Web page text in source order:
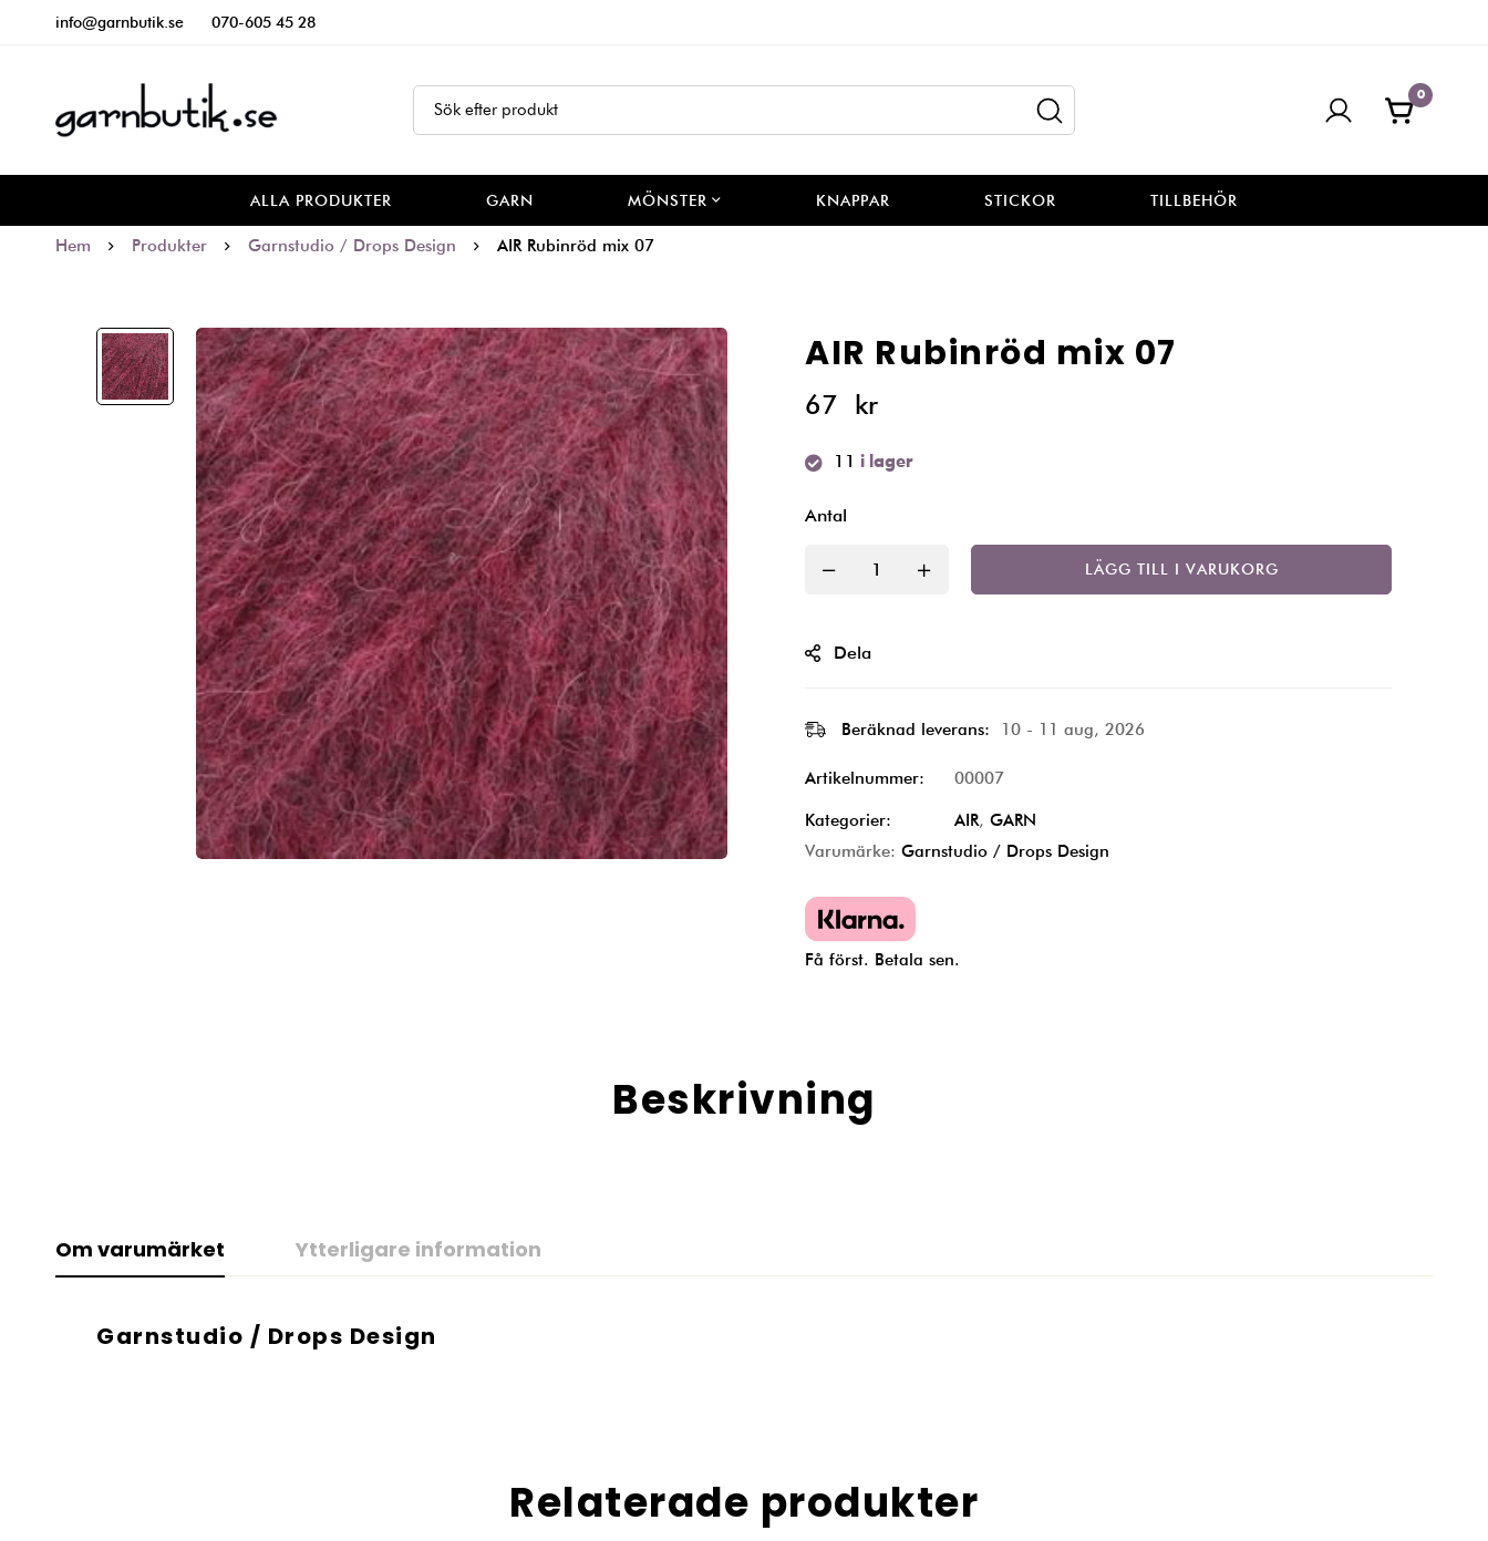
info@garnbutik.se 070-605 45 28
0
ALLA PRODUKTER GARN MÖNSTER KNAPPAR STICKOR TILLBEHÖR
Hem Produkter Garnstudio / Drops Design AIR Rubinröd mix 07
AIR Rubinröd mix 07
67 kr
11 i lager
Antal
LÄGG TILL I VARUKORG
Dela
Beräknad leverans: 10 - 11 aug, 2026
Artikelnummer: 00007
Kategorier: AIR, GARN
Varumärke: Garnstudio / Drops Design
Få först. Betala sen.
Beskrivning
Om varumärket Ytterligare information
Garnstudio / Drops Design
Relaterade produkter